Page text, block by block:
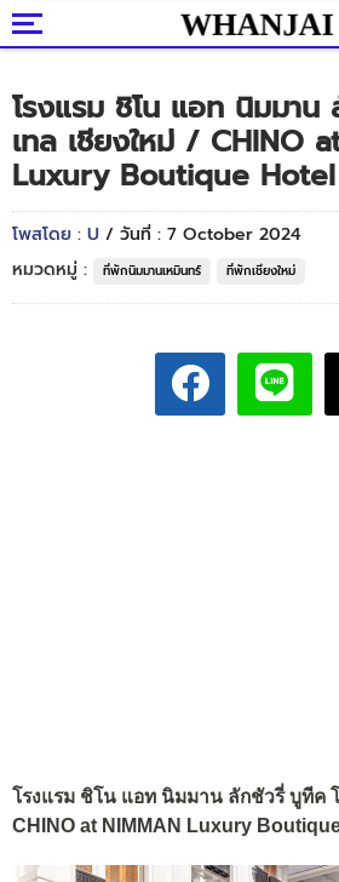
โรงแรม ชิโน แอท นิมมา
เทล เชียงใหม่ / CHINO
Luxury Boutique
โพสโดย : U / วันที่ : 7 October 2024
หมวดหมู่ :
ที่พักนิมมานเหมินทร์ ที่พักเชียงใหม่
โรงแรม ชิโน แอท นิมมาน ลักชัวรี่ บูทีค
CHINO at NIMMAN Luxury